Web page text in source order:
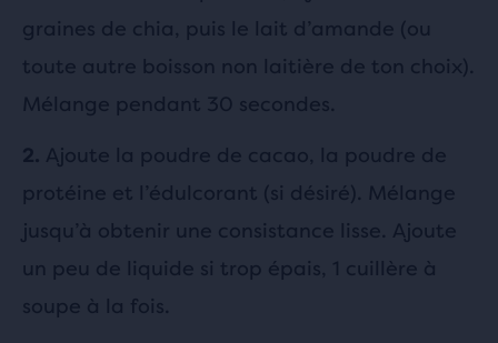
graines de chia, puis le lait d’amande (ou
toute autre boisson non laitière de ton choix).
Mélange pendant 30 secondes.
2. Ajoute la poudre de cacao, la poudre de
protéine et l’édulcorant (si désiré). Mélange
jusqu’à obtenir une consistance lisse. Ajoute
un peu de liquide si trop épais, 1 cuillère à
soupe à la fois.